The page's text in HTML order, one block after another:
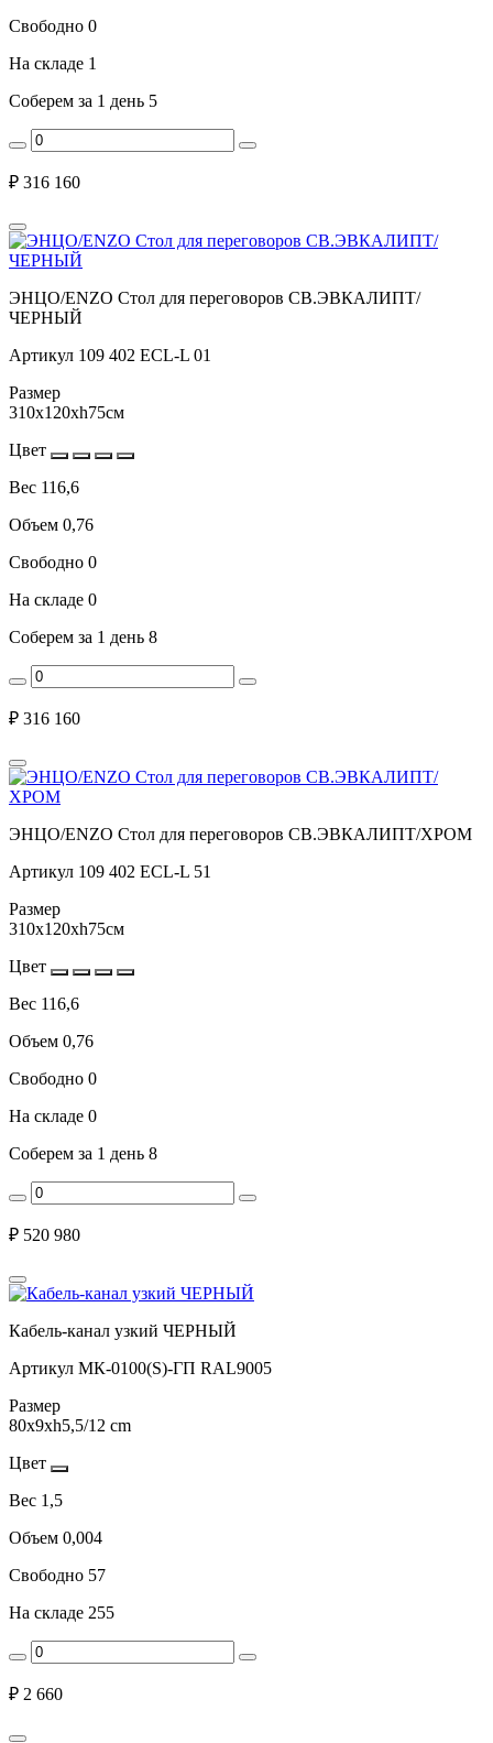
Свободно 0
На складе 1
Соберем за 1 день 5
₽ 316 160
ЭНЦО/ENZO Стол для переговоров СВ.ЭВКАЛИПТ/
ЧЕРНЫЙ
Артикул 109 402 ECL-L 01
Размер
310x120xh75см
Цвет
Вес 116,6
Объем 0,76
Свободно 0
На складе 0
Соберем за 1 день 8
₽ 316 160
ЭНЦО/ENZO Стол для переговоров СВ.ЭВКАЛИПТ/ХРОМ
Артикул 109 402 ECL-L 51
Размер
310x120xh75см
Цвет
Вес 116,6
Объем 0,76
Свободно 0
На складе 0
Соберем за 1 день 8
₽ 520 980
Кабель-канал узкий ЧЕРНЫЙ
Артикул МК-0100(S)-ГП RAL9005
Размер
80х9хh5,5/12 cm
Цвет
Вес 1,5
Объем 0,004
Свободно 57
На складе 255
₽ 2 660